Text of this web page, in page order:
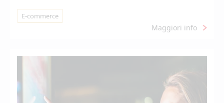
E-commerce
Maggiori info